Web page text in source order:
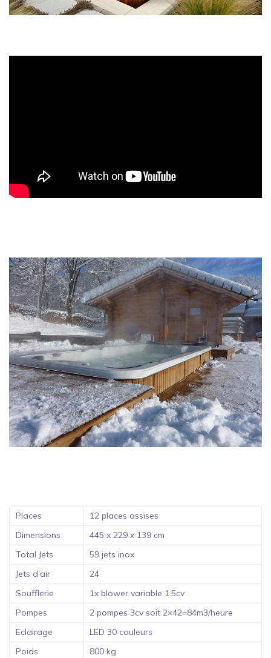
Places
12 places assises
Dimensions
445 x 229 x 139 cm
Total Jets
59 jets inox
Jets d’air
24
Soufflerie
1x blower variable 1.5cv
Pompes
2 pompes 3cv soit 2×42=84m3/heure
Eclairage
LED 30 couleurs
Poids
800 kg